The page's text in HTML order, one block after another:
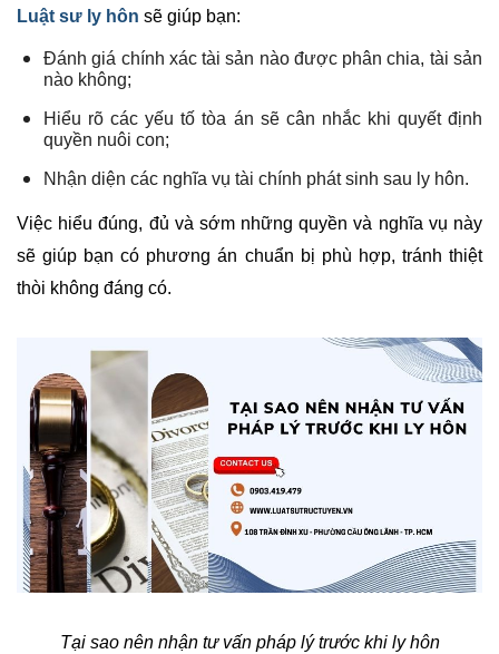
Luật sư ly hôn sẽ giúp bạn:
Đánh giá chính xác tài sản nào được phân chia, tài sản
nào không;
Hiểu rõ các yếu tố tòa án sẽ cân nhắc khi quyết định
quyền nuôi con;
Nhận diện các nghĩa vụ tài chính phát sinh sau ly hôn.
Việc hiểu đúng, đủ và sớm những quyền và nghĩa vụ này
sẽ giúp bạn có phương án chuẩn bị phù hợp, tránh thiệt
thòi không đáng có.
Tại sao nên nhận tư vấn pháp lý trước khi ly hôn